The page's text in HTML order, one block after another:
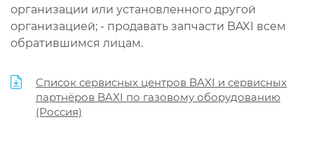
организации или установленного другой
организацией; - продавать запчасти BAXI всем
обратившимся лицам.
Список сервисных центров BAXI и сервисных
партнёров BAXI по газовому оборудованию
(Россия)